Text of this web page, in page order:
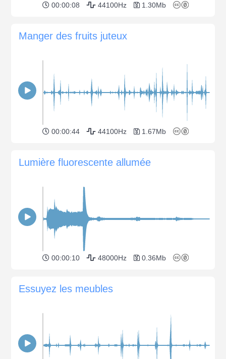
00:00:08 44100Hz 1.30Mb
Manger des fruits juteux
00:00:44 44100Hz 1.67Mb
Lumière fluorescente allumée
00:00:10 48000Hz 0.36Mb
Essuyez les meubles